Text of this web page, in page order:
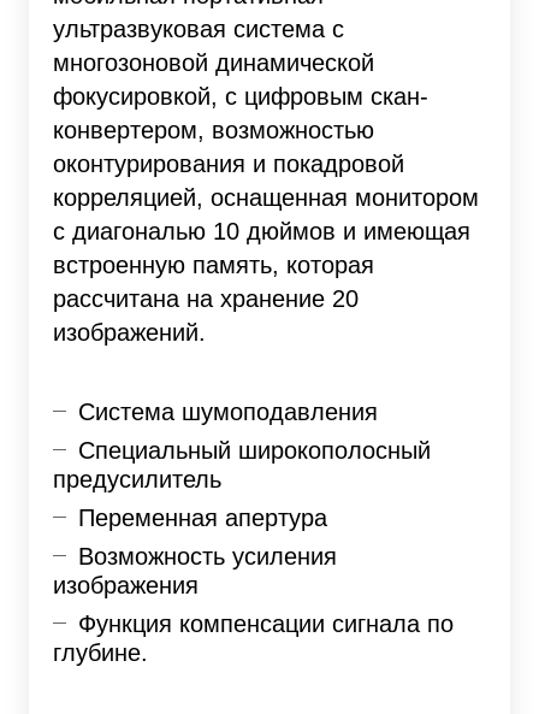
ультразвуковая система с
многозоновой динамической
фокусировкой, с цифровым скан-
конвертером, возможностью
оконтурирования и покадровой
корреляцией, оснащенная монитором
с диагональю 10 дюймов и имеющая
встроенную память, которая
рассчитана на хранение 20
изображений.
Система шумоподавления
Специальный широкополосный
предусилитель
Переменная апертура
Возможность усиления
изображения
Функция компенсации сигнала по
глубине.